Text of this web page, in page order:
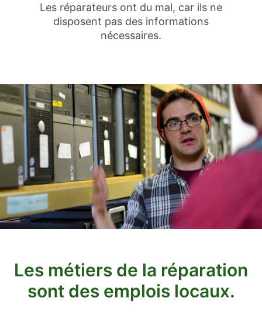
Les réparateurs ont du mal, car ils ne
disposent pas des informations
nécessaires.
Les métiers de la réparation
sont des emplois locaux.